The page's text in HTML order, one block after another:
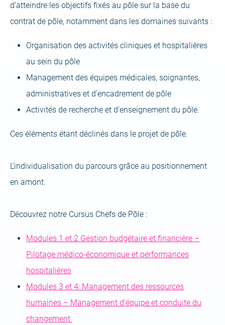
d’atteindre les objectifs fixés au pôle sur la base du
contrat de pôle, notamment dans les domaines suivants :
Organisation des activités cliniques et hospitalières
au sein du pôle
Management des équipes médicales, soignantes,
administratives et d’encadrement de pôle
Activités de recherche et d’enseignement du pôle.
Ces éléments étant déclinés dans le projet de pôle.
L’individualisation du parcours grâce au positionnement
en amont.
Découvrez notre Cursus Chefs de Pôle :
Modules 1 et 2 Gestion budgétaire et financière –
Pilotage médico-économique et performances
hospitalières
Modules 3 et 4: Management des ressources
humaines – Management d’équipe et conduite du
changement